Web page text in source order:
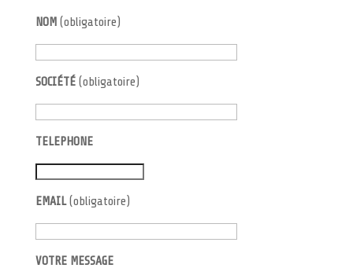
NOM(obligatoire)
SOCIÉTÉ(obligatoire)
TELEPHONE
EMAIL(obligatoire)
VOTRE MESSAGE